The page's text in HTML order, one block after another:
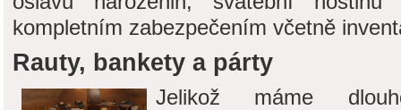
kompletním zabezpečením včetně
Rauty, bankety a párty
Jelikož máme